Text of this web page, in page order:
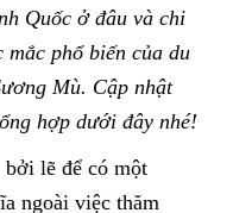
Quốc ở đâu và chi
phổ biến của du
Mù. Cập nhật
hợp dưới đây nhé!
bởi lẽ để có một
ngoài việc thăm